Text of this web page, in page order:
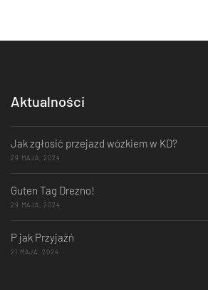
Aktualności
Jak zgłosić przejazd wózkiem w KD?
29 MAJA, 2024
Guten Tag Drezno!
29 MAJA, 2024
P jak Przyjaźń
21 MAJA, 2024